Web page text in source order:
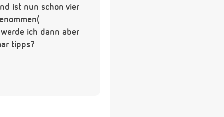
ist nun schon vier
ich dann aber
tipps?